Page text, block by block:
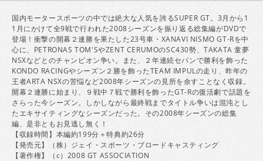
国内モータースポーツの中では絶大な人気を誇るSUPER GT。3月から1
1月にかけて全9戦で行われた2008シーズンを振り返る総集編がDVDで
登場！衝撃の開幕２連勝を果たした23号車・XANAVI NISMO GT-Rを中
心に、PETRONAS TOM'SやZENT CERUMOのSC430勢、TAKATA 童夢
NSXなどとのチャンピオン争い。また、２年連続セパンで勝利を飾った
KONDO RACINGやシーズン２勝を飾ったTEAM IMPULの走り、昨年の
王者ARTA NSXの苦悩など2008年シーズンの見所を余すことなく収録。
開幕２連勝に始まり、９戦中７戦で勝利を飾ったGT-Rの復活劇で話題を
さらった今シーズン。しかしながら最終戦までタイトル争いは混沌とし
たエキサイティングなシーズンだった。その2008年シーズンの総集
編、是非ともお見逃し無く！
【収録時間】本編約199分＋特典約26分
【発売元】（株）ジェイ・スポーツ・ブロードキャスティング
【著作権】（c）2008 GT ASSOCIATION